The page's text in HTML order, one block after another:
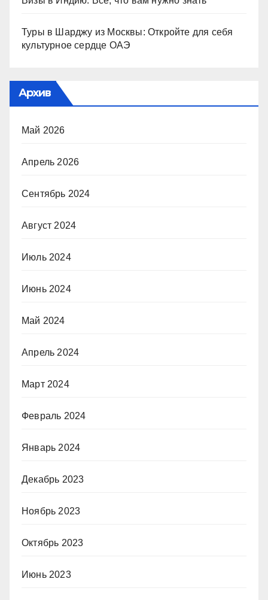
Туры в Шарджу из Москвы: Откройте для себя
культурное сердце ОАЭ
Архив
Май 2026
Апрель 2026
Сентябрь 2024
Август 2024
Июль 2024
Июнь 2024
Май 2024
Апрель 2024
Март 2024
Февраль 2024
Январь 2024
Декабрь 2023
Ноябрь 2023
Октябрь 2023
Июнь 2023